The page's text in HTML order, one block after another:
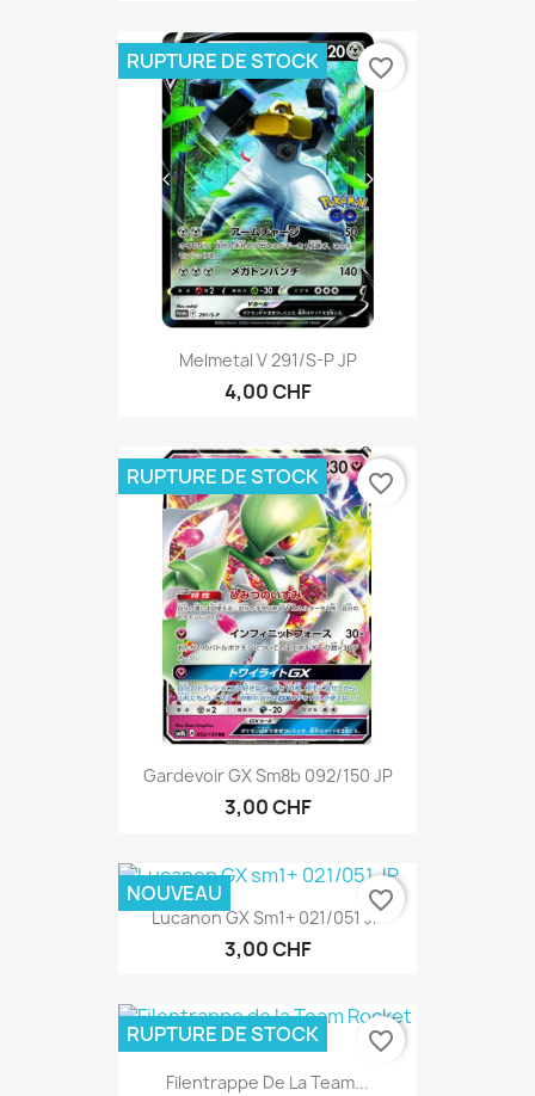
Melmetal V 291/S-P JP
4,00 CHF
RUPTURE DE STOCK favorite_border
Gardevoir GX Sm8b 092/150 JP
3,00 CHF
RUPTURE DE STOCK favorite_border
Lucanon GX Sm1+ 021/051 JP
3,00 CHF
NOUVEAU favorite_border
Filentrappe De La Team...
RUPTURE DE STOCK favorite_border